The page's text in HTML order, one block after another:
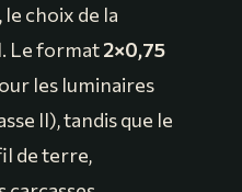
choix de la
Le format2×0,75
les luminaires
II), tandis que le
de terre,